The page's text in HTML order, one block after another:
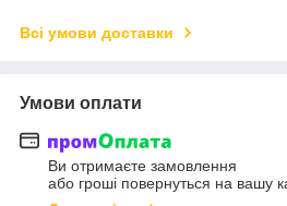
Всі умови доставки
Умови оплати
Ви отримаєте замовлення
або гроші повернуться на вашу